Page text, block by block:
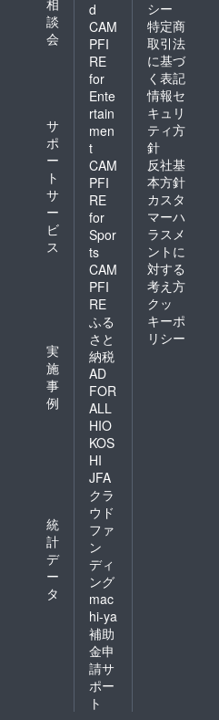
相
談
会
サ
ポ
ー
ト
サ
ー
ビ
ス
実
施
事
例
統
計
デ
ー
タ
d
CAM
PFI
RE
for
Ente
rtain
men
t
CAM
PFI
RE
for
Spor
ts
CAM
PFI
RE
ふる
さと
納税
AD
FOR
ALL
HIO
KOS
HI
JFA
クラ
ウド
ファ
ン
ディ
ング
mac
hi-ya
補助
金申
請サ
ポー
ト
シー
特定商
取引法
に基づ
く表記
情報セ
キュリ
ティ方
針
反社基
本方針
カスタ
マーハ
ラスメ
ントに
対する
考え方
クッ
キーポ
リシー